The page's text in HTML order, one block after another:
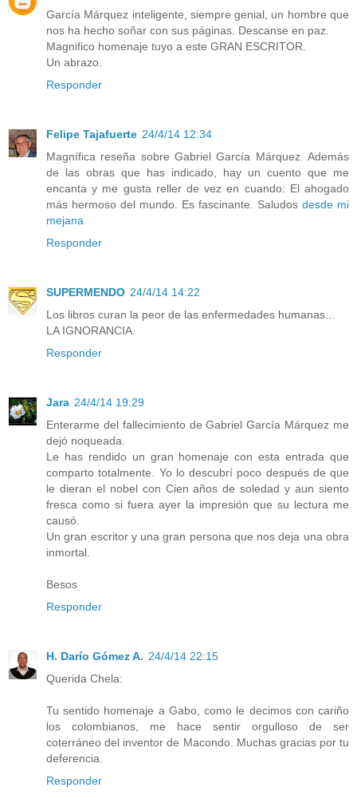
García Márquez inteligente, siempre genial, un hombre que
nos ha hecho soñar con sus páginas. Descanse en paz.
Magnifico homenaje tuyo a este GRAN ESCRITOR.
Un abrazo.
Responder
Felipe Tajafuerte 24/4/14 12:34
Magnífica reseña sobre Gabriel García Márquez. Además
de las obras que has indicado, hay un cuento que me
encanta y me gusta reller de vez en cuando: El ahogado
más hermoso del mundo. Es fascinante. Saludos desde mi
mejana
Responder
SUPERMENDO 24/4/14 14:22
Los libros curan la peor de las enfermedades humanas...
LA IGNORANCIA.
Responder
Jara 24/4/14 19:29
Enterarme del fallecimiento de Gabriel García Márquez me
dejó noqueada.
Le has rendido un gran homenaje con esta entrada que
comparto totalmente. Yo lo descubrí poco después de que
le dieran el nobel con Cien años de soledad y aun siento
fresca como si fuera ayer la impresión que su lectura me
causó.
Un gran escritor y una gran persona que nos deja una obra
inmortal.
Besos
Responder
H. Darío Gómez A. 24/4/14 22:15
Querida Chela:
Tu sentido homenaje a Gabo, como le decimos con cariño
los colombianos, me hace sentir orgulloso de ser
coterráneo del inventor de Macondo. Muchas gracias por tu
deferencia.
Responder